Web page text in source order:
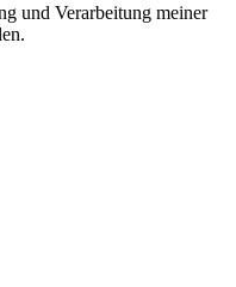
und Verarbeitung meiner